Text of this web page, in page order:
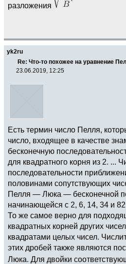
разложения
yk2ru
Re: Что-то похожее на уравнение
23.06.2019, 12:25
Есть термин число Пелля,
число, входящее в качестве
бесконечную
для квадратного корня из 2. ...
последовательности
половинами сопутствующих
Пелля — Люка — бесконечной
начинающейся с 2, 6, 14, 34 и
То же самое верно для
квадратных корней других
квадратами целых чисел.
этих дробей также являются
Люка. Для двойки